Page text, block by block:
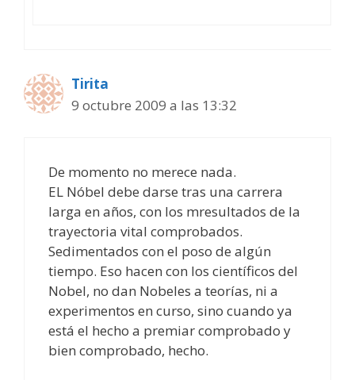
Tirita
9 octubre 2009 a las 13:32
De momento no merece nada.
EL Nóbel debe darse tras una carrera
larga en años, con los mresultados de la
trayectoria vital comprobados.
Sedimentados con el poso de algún
tiempo. Eso hacen con los científicos del
Nobel, no dan Nobeles a teorías, ni a
experimentos en curso, sino cuando ya
está el hecho a premiar comprobado y
bien comprobado, hecho.